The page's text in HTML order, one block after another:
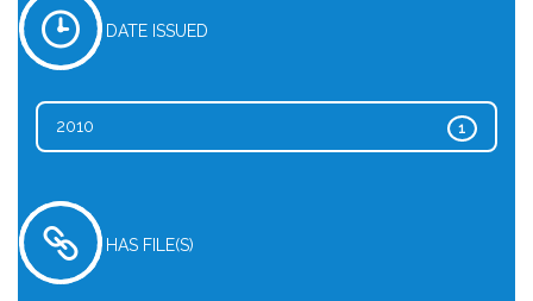
DATE ISSUED
1
2010
HAS FILE(S)